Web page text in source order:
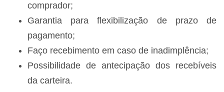
comprador;
Garantia para flexibilização de prazo de
pagamento;
Faço recebimento em caso de inadimplência;
Possibilidade de antecipação dos recebíveis
da carteira.